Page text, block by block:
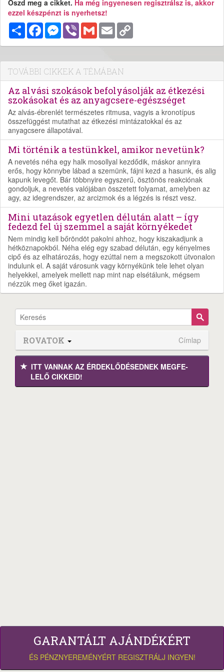
Oszd meg a cikket. Ha még ingyenesen regisztrálsz is, akkor
ezzel készpénzt is nyerhetsz!
MegosztásFacebookMessenger
Viber Gmail Email
TOVÁBBI CIKKEK A TÉMÁBAN
Az alvási szokások befolyásolják az étkezési
szokásokat és az anyagcsere-egészséget
Az alvás-ébrenlét természetes ritmusa, vagyis a kronotípus
összefüggést mutathat az étkezési mintázatokkal és az
anyagcsere állapotával.
Mi történik a testünkkel, amikor nevetünk?
A nevetés néha egy halk mosollyal kezdődik, máskor annyira
erős, hogy könnybe lábad a szemünk, fájni kezd a hasunk, és alig
kapunk levegőt. Bár többnyire egyszerű, ösztönös reakciónak
gondoljuk, a nevetés valójában összetett folyamat, amelyben az
agy, az idegrendszer, az arcizmok és a légzés is részt vesz.
Mini utazások egyetlen délután alatt – így
fedezd fel új szemmel a saját környékedet
Nem mindig kell bőröndöt pakolni ahhoz, hogy kiszakadjunk a
hétköznapokból. Néha elég egy szabad délután, egy kényelmes
cipő és az elhatározás, hogy ezúttal nem a megszokott útvonalon
indulunk el. A saját városunk vagy környékünk tele lehet olyan
helyekkel, amelyek mellett nap mint nap elsétálunk, mégsem
nézzük meg őket igazán.
ROVATOK Címlap
ITT VANNAK AZ ÉRDEK­LŐDÉ­SEDNEK MEGFE­
LELŐ CIKKEID!
GARANTÁLT AJÁNDÉKÉRT
ÉS PÉNZNYEREMÉNYÉRT REGISZTRÁLJ INGYEN!